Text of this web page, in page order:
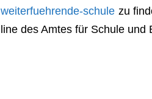
weiterfuehrende-schule zu
line des Amtes für Schule